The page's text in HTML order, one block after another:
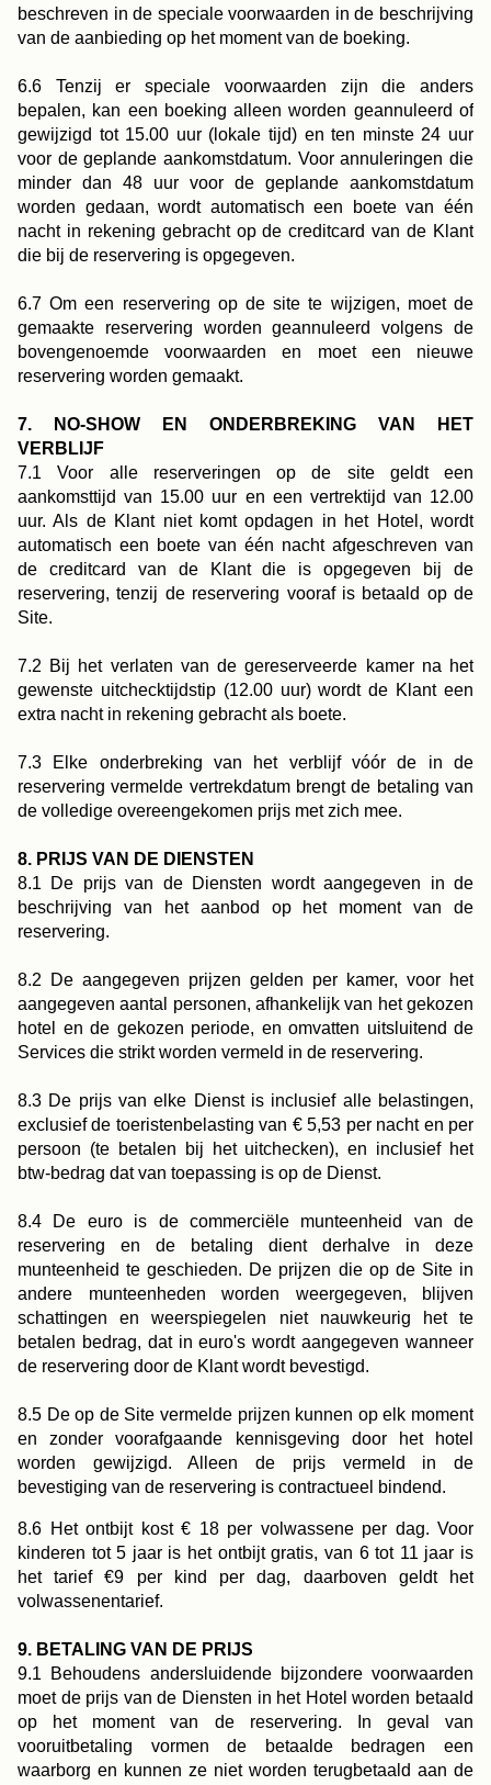
beschreven in de speciale voorwaarden in de beschrijving
van de aanbieding op het moment van de boeking.
6.6 Tenzij er speciale voorwaarden zijn die anders
bepalen, kan een boeking alleen worden geannuleerd of
gewijzigd tot 15.00 uur (lokale tijd) en ten minste 24 uur
voor de geplande aankomstdatum. Voor annuleringen die
minder dan 48 uur voor de geplande aankomstdatum
worden gedaan, wordt automatisch een boete van één
nacht in rekening gebracht op de creditcard van de Klant
die bij de reservering is opgegeven.
6.7 Om een reservering op de site te wijzigen, moet de
gemaakte reservering worden geannuleerd volgens de
bovengenoemde voorwaarden en moet een nieuwe
reservering worden gemaakt.
7. NO-SHOW EN ONDERBREKING VAN HET
VERBLIJF
7.1 Voor alle reserveringen op de site geldt een
aankomsttijd van 15.00 uur en een vertrektijd van 12.00
uur. Als de Klant niet komt opdagen in het Hotel, wordt
automatisch een boete van één nacht afgeschreven van
de creditcard van de Klant die is opgegeven bij de
reservering, tenzij de reservering vooraf is betaald op de
Site.
7.2 Bij het verlaten van de gereserveerde kamer na het
gewenste uitchecktijdstip (12.00 uur) wordt de Klant een
extra nacht in rekening gebracht als boete.
7.3 Elke onderbreking van het verblijf vóór de in de
reservering vermelde vertrekdatum brengt de betaling van
de volledige overeengekomen prijs met zich mee.
8. PRIJS VAN DE DIENSTEN
8.1 De prijs van de Diensten wordt aangegeven in de
beschrijving van het aanbod op het moment van de
reservering.
8.2 De aangegeven prijzen gelden per kamer, voor het
aangegeven aantal personen, afhankelijk van het gekozen
hotel en de gekozen periode, en omvatten uitsluitend de
Services die strikt worden vermeld in de reservering.
8.3 De prijs van elke Dienst is inclusief alle belastingen,
exclusief de toeristenbelasting van € 5,53 per nacht en per
persoon (te betalen bij het uitchecken), en inclusief het
btw-bedrag dat van toepassing is op de Dienst.
8.4 De euro is de commerciële munteenheid van de
reservering en de betaling dient derhalve in deze
munteenheid te geschieden. De prijzen die op de Site in
andere munteenheden worden weergegeven, blijven
schattingen en weerspiegelen niet nauwkeurig het te
betalen bedrag, dat in euro's wordt aangegeven wanneer
de reservering door de Klant wordt bevestigd.
8.5 De op de Site vermelde prijzen kunnen op elk moment
en zonder voorafgaande kennisgeving door het hotel
worden gewijzigd. Alleen de prijs vermeld in de
bevestiging van de reservering is contractueel bindend.
8.6 Het ontbijt kost € 18 per volwassene per dag. Voor
kinderen tot 5 jaar is het ontbijt gratis, van 6 tot 11 jaar is
het tarief €9 per kind per dag, daarboven geldt het
volwassenentarief.
9. BETALING VAN DE PRIJS
9.1 Behoudens andersluidende bijzondere voorwaarden
moet de prijs van de Diensten in het Hotel worden betaald
op het moment van de reservering. In geval van
vooruitbetaling vormen de betaalde bedragen een
waarborg en kunnen ze niet worden terugbetaald aan de
Het huis De kamers & Suites
Onze partnersOnze Verplichtingen
Aanbiedingen & NieuwsToegangBoek
Neem contact met ons op
Boek